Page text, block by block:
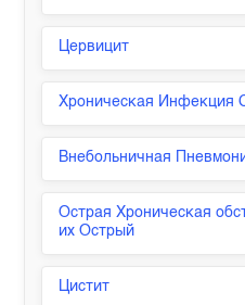
Цервицит
Хроническая Инфекция
Внебольничная
Острая Хроническая
их Острый
Цистит